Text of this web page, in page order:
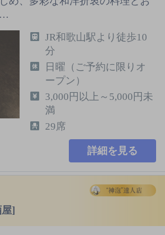
…
JR和歌山駅より徒歩10
分
日曜（ご予約に限りオ
ープン）
3,000円以上～5,000円未
満
29席
詳細を見る
]